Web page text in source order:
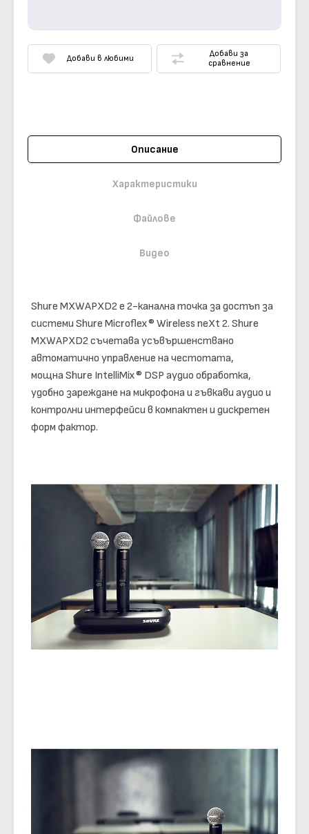
Добави в любими
Добави за
сравнение
Описание
Характеристики
Файлове
Видео
Shure MXWAPXD2 е 2-канална точка за достъп за
системи Shure Microflex® Wireless neXt 2. Shure
MXWAPXD2 съчетава усъвършенствано
автоматично управление на честотата,
мощна Shure IntelliMix® DSP аудио обработка,
удобно зареждане на микрофона и гъвкави аудио и
контролни интерфейси в компактен и дискретен
форм фактор.